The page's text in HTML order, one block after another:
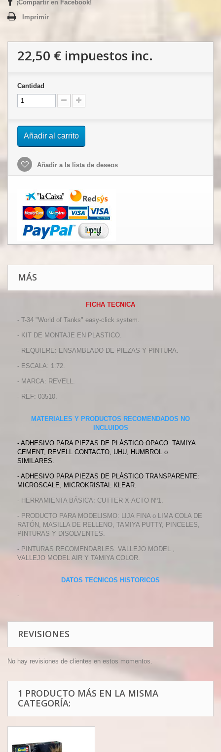
¡Compartir en Facebook!
Imprimir
22,50 € impuestos inc.
Cantidad
Añadir al carrito
Añadir a la lista de deseos
MÁS
FICHA TECNICA
- T-34 "World of Tanks" easy-click system.
- KIT DE MONTAJE EN PLASTICO.
- REQUIERE: ENSAMBLADO DE PIEZAS Y PINTURA.
- ESCALA: 1:72.
- MARCA: REVELL.
- REF: 03510.
MATERIALES Y PRODUCTOS RECOMENDADOS NO
INCLUIDOS
- ADHESIVO PARA PIEZAS DE PLÁSTICO OPACO: TAMIYA
CEMENT, REVELL CONTACTO, UHU, HUMBROL o
SIMILARES.
- ADHESIVO PARA PIEZAS DE PLÁSTICO TRANSPARENTE:
MICROSCALE, MICROKRISTAL KLEAR.
- HERRAMIENTA BÁSICA: CUTTER X-ACTO Nº1.
- PRODUCTO PARA MODELISMO: LIJA FINA o LIMA COLA DE
RATÓN, MASILLA DE RELLENO, TAMIYA PUTTY, PINCELES,
PINTURAS Y DISOLVENTES.
- PINTURAS RECOMENDABLES: VALLEJO MODEL ,
VALLEJO MODEL AIR Y TAMIYA COLOR.
DATOS TECNICOS HISTORICOS
-
REVISIONES
No hay revisiones de clientes en estos momentos.
1 PRODUCTO MÁS EN LA MISMA
CATEGORÍA: